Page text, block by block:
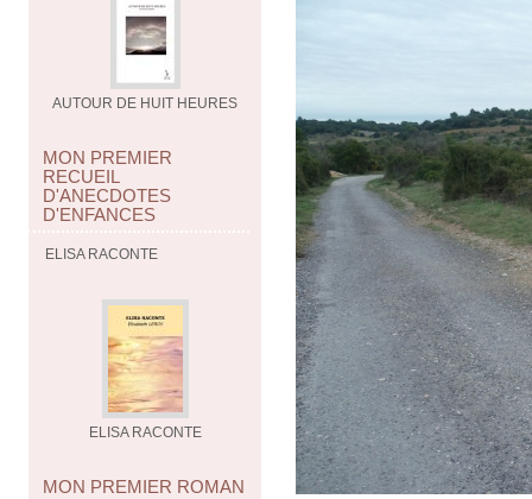
AUTOUR DE HUIT HEURES
MON PREMIER
RECUEIL
D'ANECDOTES
D'ENFANCES
ELISA RACONTE
ELISA RACONTE
MON PREMIER ROMAN